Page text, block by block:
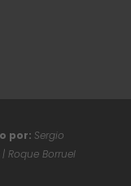
por: Sergio
Roque Borruel